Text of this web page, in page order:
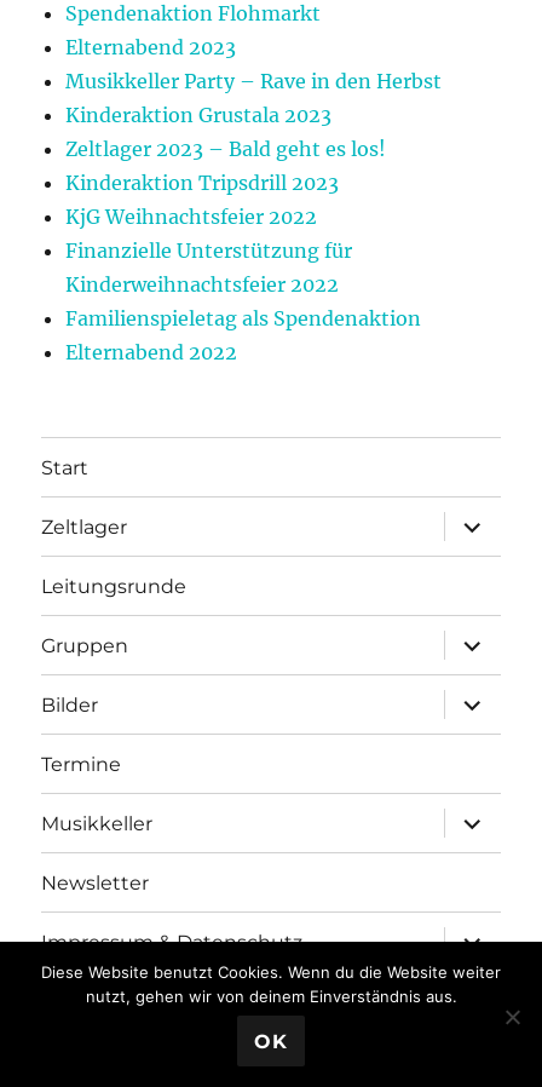
Spendenaktion Flohmarkt
Elternabend 2023
Musikkeller Party – Rave in den Herbst
Kinderaktion Grustala 2023
Zeltlager 2023 – Bald geht es los!
Kinderaktion Tripsdrill 2023
KjG Weihnachtsfeier 2022
Finanzielle Unterstützung für
Kinderweihnachtsfeier 2022
Familienspieletag als Spendenaktion
Elternabend 2022
Start
Zeltlager
anzeigen
Leitungsrunde
Gruppen
anzeigen
Bilder
anzeigen
Termine
Musikkeller
anzeigen
Newsletter
Impressum & Datenschutz
Datenschutzerklärung
Diese Website benutzt Cookies. Wenn du die Website weiter
nutzt, gehen wir von deinem Einverständnis aus.
OK